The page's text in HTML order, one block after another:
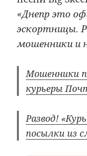
«Днепр это
эскортницы.
мошенники и
Мошенники
курьеры
Развод!
посылки из